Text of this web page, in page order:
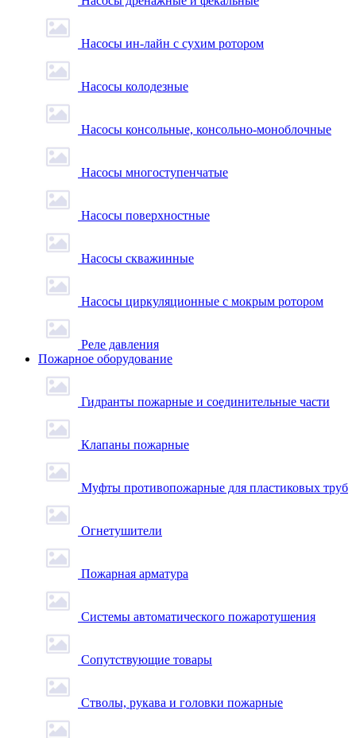
Насосы ин-лайн с сухим ротором
Насосы колодезные
Насосы консольные, консольно-моноблочные
Насосы многоступенчатые
Насосы поверхностные
Насосы скважинные
Насосы циркуляционные с мокрым ротором
Реле давления
Пожарное оборудование
Гидранты пожарные и соединительные части
Клапаны пожарные
Муфты противопожарные для пластиковых труб
Огнетушители
Пожарная арматура
Системы автоматического пожаротушения
Сопутствующие товары
Стволы, рукава и головки пожарные